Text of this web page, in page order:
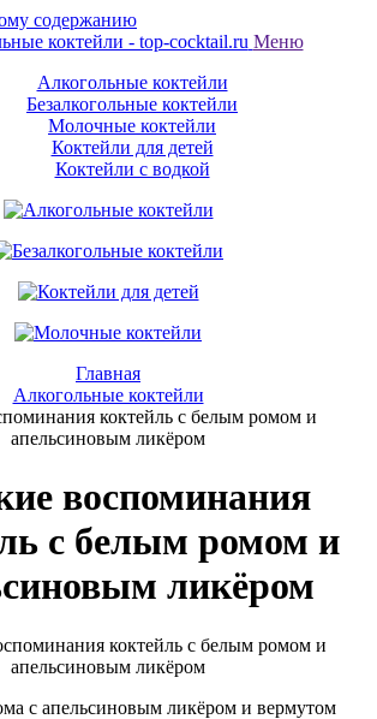
содержанию
Меню
Алкогольные коктейли
Безалкогольные коктейли
Молочные коктейли
Коктейли для детей
Коктейли с водкой
Главная
Алкогольные коктейли
коктейль с белым ромом и
апельсиновым ликёром
воспоминания
с белым ромом и
ликёром
с апельсиновым ликёром и вермутом